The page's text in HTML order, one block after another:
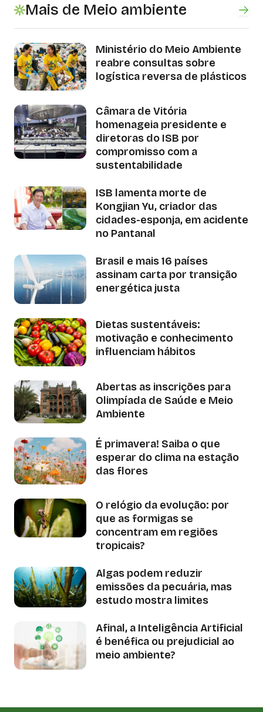
Mais de Meio ambiente
Ministério do Meio Ambiente
reabre consultas sobre
logística reversa de plásticos
Câmara de Vitória
homenageia presidente e
diretoras do ISB por
compromisso com a
sustentabilidade
ISB lamenta morte de
Kongjian Yu, criador das
cidades-esponja, em acidente
no Pantanal
Brasil e mais 16 países
assinam carta por transição
energética justa
Dietas sustentáveis:
motivação e conhecimento
influenciam hábitos
Abertas as inscrições para
Olimpíada de Saúde e Meio
Ambiente
É primavera! Saiba o que
esperar do clima na estação
das flores
O relógio da evolução: por
que as formigas se
concentram em regiões
tropicais?
Algas podem reduzir
emissões da pecuária, mas
estudo mostra limites
Afinal, a Inteligência Artificial
é benéfica ou prejudicial ao
meio ambiente?